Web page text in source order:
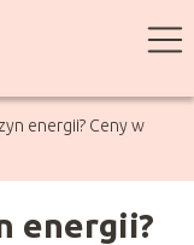
energii? Ceny w
energii?